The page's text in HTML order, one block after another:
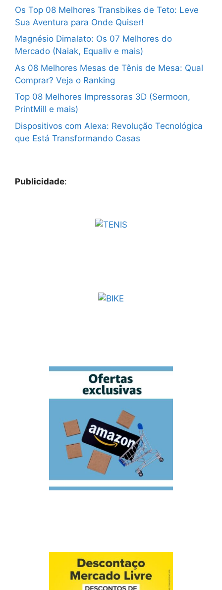
Os Top 08 Melhores Transbikes de Teto: Leve
Sua Aventura para Onde Quiser!
Magnésio Dimalato: Os 07 Melhores do
Mercado (Naiak, Equaliv e mais)
As 08 Melhores Mesas de Tênis de Mesa: Qual
Comprar? Veja o Ranking
Top 08 Melhores Impressoras 3D (Sermoon,
PrintMill e mais)
Dispositivos com Alexa: Revolução Tecnológica
que Está Transformando Casas
Publicidade: